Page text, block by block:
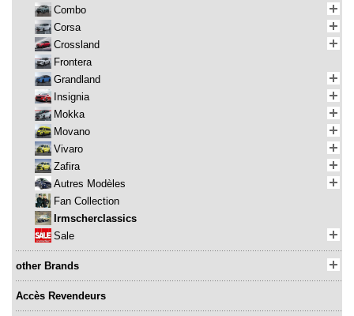
Combo
Corsa
Crossland
Frontera
Grandland
Insignia
Mokka
Movano
Vivaro
Zafira
Autres Modèles
Fan Collection
Irmscherclassics
Sale
other Brands
Accès Revendeurs